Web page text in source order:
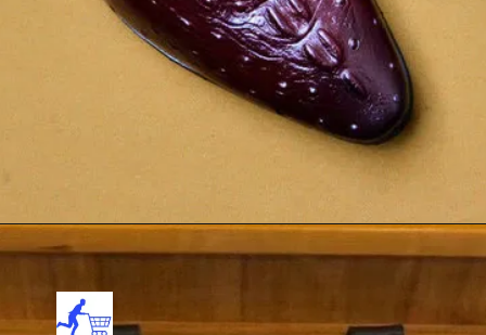
Openinghttps://review4.in/web-stories/free-online-tshirt/